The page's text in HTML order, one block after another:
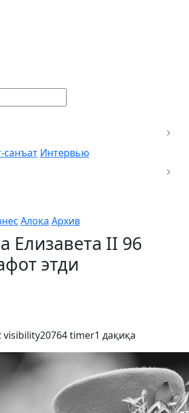
санъат Интервью
Алоқа Архив
Елизавета II 96
этди
visibility20764timer1 дақиқа